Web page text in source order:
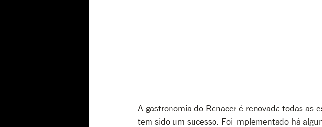
A gastronomia do Renacer é renovada todas as
tem sido um sucesso. Foi implementado há